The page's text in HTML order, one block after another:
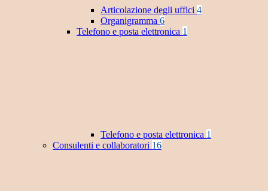
Articolazione degli uffici 4
Organigramma 6
Telefono e posta elettronica 1
Telefono e posta elettronica 1
Consulenti e collaboratori 16